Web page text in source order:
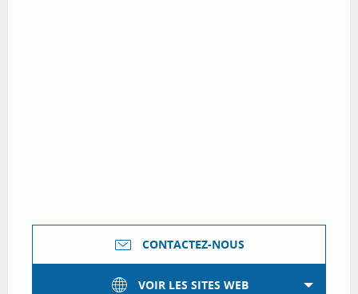
CONTACTEZ-NOUS
VOIR LES SITES WEB